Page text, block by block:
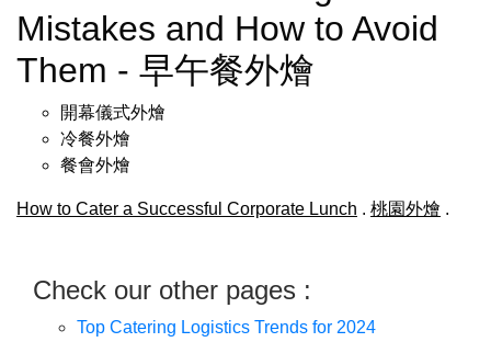
Mistakes and How to Avoid
Them - 早午餐外燴
開幕儀式外燴
冷餐外燴
餐會外燴
How to Cater a Successful Corporate Lunch . 桃園外燴 .
Check our other pages :
Top Catering Logistics Trends for 2024